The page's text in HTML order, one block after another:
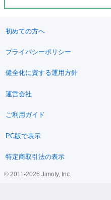
初めての方へ
プライバシーポリシー
健全化に資する運用方針
運営会社
ご利用ガイド
PC版で表示
特定商取引法の表示
© 2011-2026 Jimoty, Inc.